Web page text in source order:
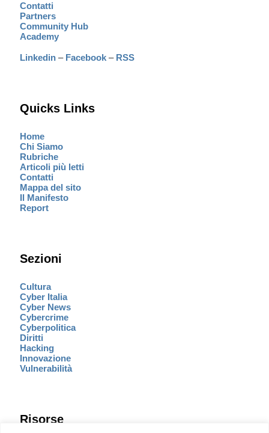
Contatti
Partners
Community Hub
Academy
Linkedin – Facebook – RSS
Quicks Links
Home
Chi Siamo
Rubriche
Articoli più letti
Contatti
Mappa del sito
Il Manifesto
Report
Sezioni
Cultura
Cyber Italia
Cyber News
Cybercrime
Cyberpolitica
Diritti
Hacking
Innovazione
Vulnerabilità
Risorse